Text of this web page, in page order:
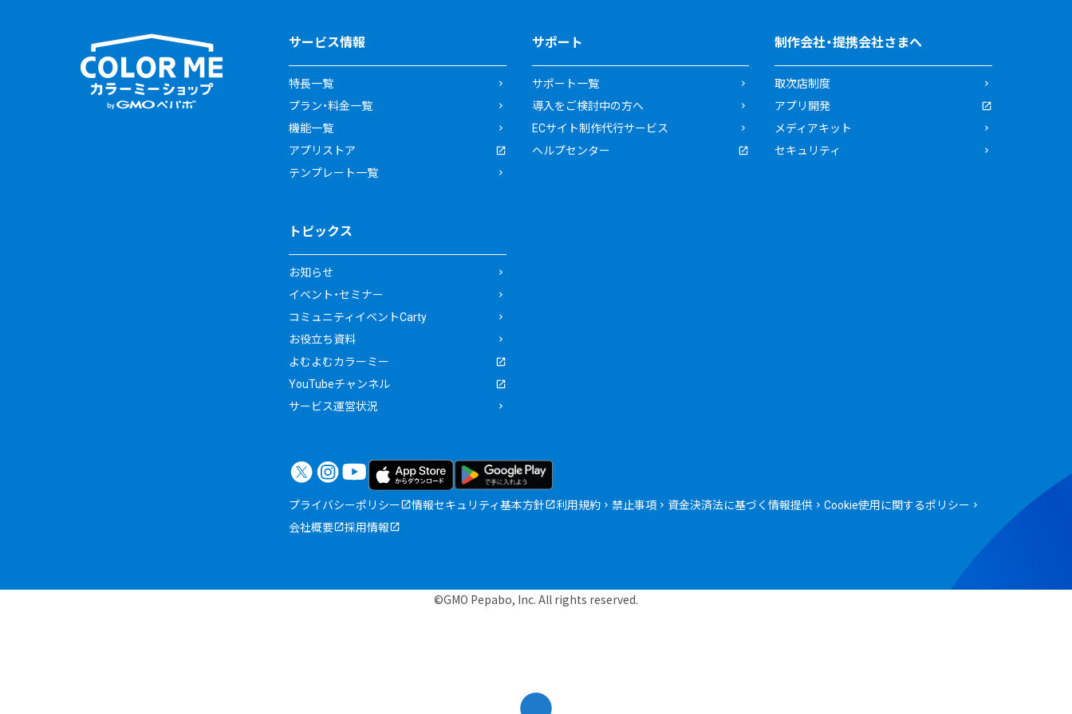
サービス情報
特長一覧
プラン・料金一覧
機能一覧
アプリストア
テンプレート一覧
サポート
サポート一覧
導入をご検討中の方へ
ECサイト制作代行サービス
ヘルプセンター
制作会社・提携会社さまへ
取次店制度
アプリ開発
メディアキット
セキュリティ
トピックス
お知らせ
イベント・セミナー
コミュニティイベントCarty
お役立ち資料
よむよむカラーミー
YouTubeチャンネル
サービス運営状況
プライバシーポリシー 情報セキュリティ基本方針 利用規約 禁止事項 資金決済法に基づく情報提供
Cookie使用に関するポリシー
会社概要
採用情報
©GMO Pepabo, Inc. All rights reserved.